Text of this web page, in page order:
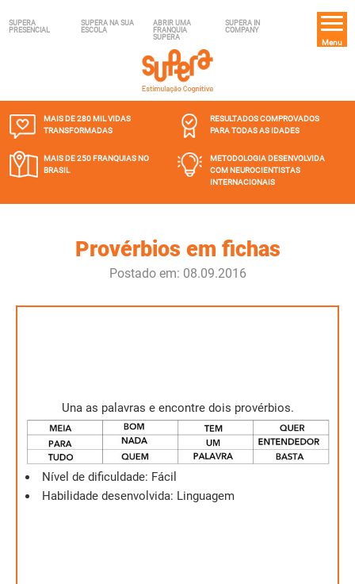
SUPERA
PRESENCIAL
SUPERA NA SUA
ESCOLA
ABRIR UMA
FRANQUIA
SUPERA
SUPERA IN
COMPANY
Menu
MAIS DE 280 MILVIDAS
TRANSFORMADAS
RESULTADOS COMPROVADOS
PARA TODAS AS IDADES
MAIS DE 250 FRANQUIASNO
BRASIL
METODOLOGIA DESENVOLVIDA
COM NEUROCIENTISTAS
INTERNACIONAIS
Provérbios em fichas
Postado em: 08.09.2016
Una as palavras e encontre dois provérbios.
Nível de dificuldade: Fácil
Habilidade desenvolvida: Linguagem
Quem tudo quer nada tem.
Para um bom entendedor meia palavra basta.